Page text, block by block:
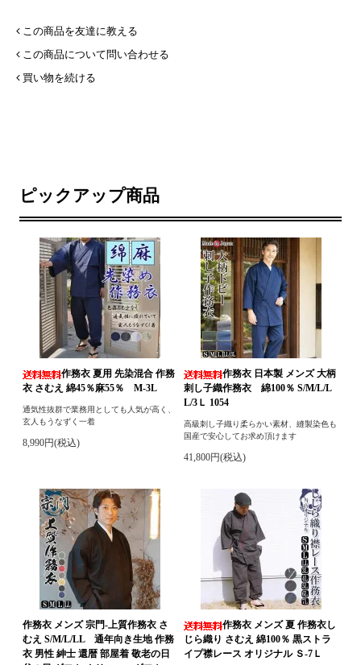
この商品を友達に教える
この商品について問い合わせる
買い物を続ける
ピックアップ商品
作務衣 夏用 先染混合 作務
衣 さむえ 綿45％麻55％ M-3L
通気性抜群で業務用としても人気が高く、
玄人もうなずく一着
8,990円(税込)
作務衣 日本製 メンズ 大柄
刺し子織作務衣 綿100％ S/M/L/L
L/3Ｌ 1054
高級刺し子織り柔らかい素材、縫製染色も
国産で安心してお求め頂けます
41,800円(税込)
作務衣 メンズ 宗門-上質作務衣 さ
むえ S/M/L/LL 通年向き生地 作務
衣 男性 紳士 還暦 部屋着 敬老の日
作務衣 メンズ 夏 作務衣し
じら織り さむえ 綿100％ 黒ストラ
イプ襟レース オリジナル Ｓ-7Ｌ